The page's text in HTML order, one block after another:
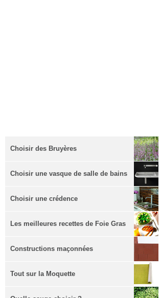
Choisir des Bruyères
Choisir une vasque de salle de bains
Choisir une crédence
Les meilleures recettes de Foie Gras
Constructions maçonnées
Tout sur la Moquette